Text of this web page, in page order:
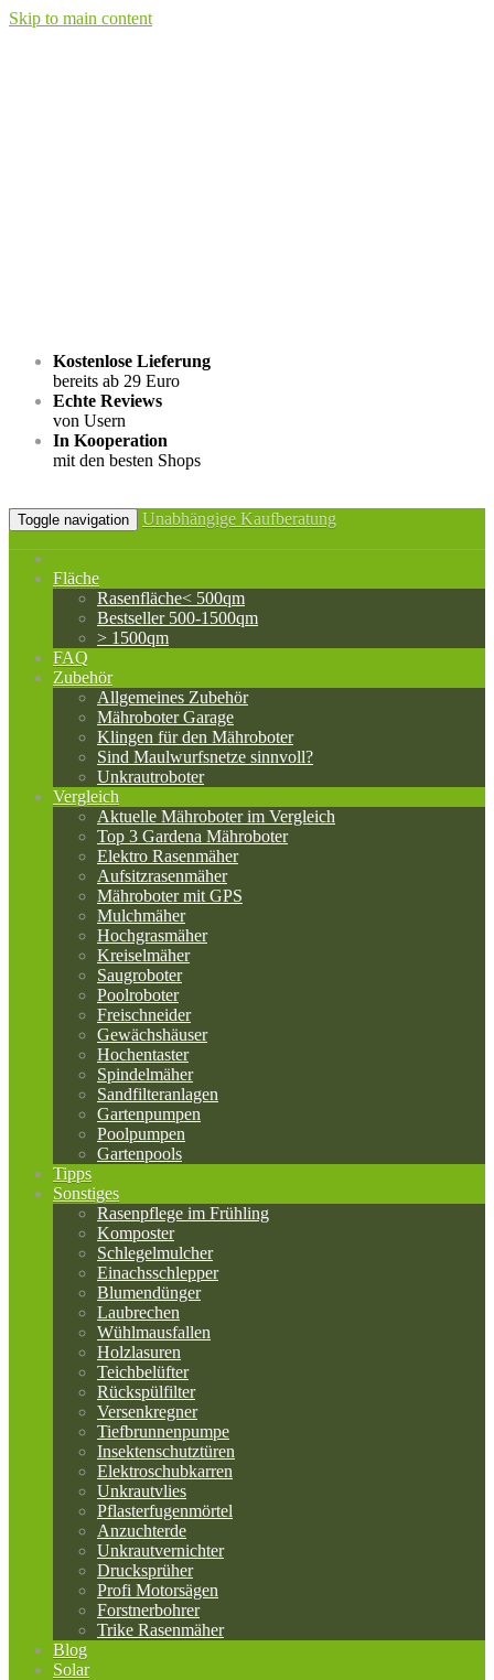
Skip to main content
Kostenlose Lieferung
bereits ab 29 Euro
Echte Reviews
von Usern
In Kooperation
mit den besten Shops
Toggle navigation Unabhängige Kaufberatung
Fläche
Rasenfläche< 500qm
Bestseller 500-1500qm
> 1500qm
FAQ
Zubehör
Allgemeines Zubehör
Mähroboter Garage
Klingen für den Mähroboter
Sind Maulwurfsnetze sinnvoll?
Unkrautroboter
Vergleich
Aktuelle Mähroboter im Vergleich
Top 3 Gardena Mähroboter
Elektro Rasenmäher
Aufsitzrasenmäher
Mähroboter mit GPS
Mulchmäher
Hochgrasmäher
Kreiselmäher
Saugroboter
Poolroboter
Freischneider
Gewächshäuser
Hochentaster
Spindelmäher
Sandfilteranlagen
Gartenpumpen
Poolpumpen
Gartenpools
Tipps
Sonstiges
Rasenpflege im Frühling
Komposter
Schlegelmulcher
Einachsschlepper
Blumendünger
Laubrechen
Wühlmausfallen
Holzlasuren
Teichbelüfter
Rückspülfilter
Versenkregner
Tiefbrunnenpumpe
Insektenschutztüren
Elektroschubkarren
Unkrautvlies
Pflasterfugenmörtel
Anzuchterde
Unkrautvernichter
Drucksprüher
Profi Motorsägen
Forstnerbohrer
Trike Rasenmäher
Blog
Solar